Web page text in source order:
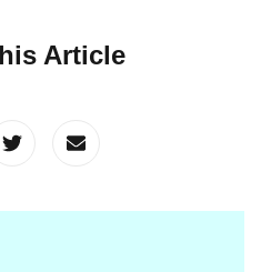
Article